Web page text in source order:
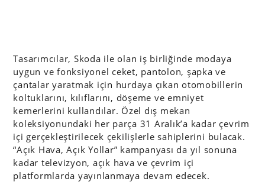
Tasarımcılar, Skoda ile olan iş birliğinde modaya
uygun ve fonksiyonel ceket, pantolon, şapka ve
çantalar yaratmak için hurdaya çıkan otomobillerin
koltuklarını, kılıflarını, döşeme ve emniyet
kemerlerini kullandılar. Özel dış mekan
koleksiyonundaki her parça 31 Aralık’a kadar çevrim
içi gerçekleştirilecek çekilişlerle sahiplerini bulacak.
“Açık Hava, Açık Yollar” kampanyası da yıl sonuna
kadar televizyon, açık hava ve çevrim içi
platformlarda yayınlanmaya devam edecek.